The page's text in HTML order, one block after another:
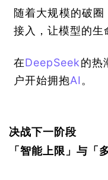
随着大规模的破
接入，让模型的生
在DeepSeek的热
户开始拥抱AI。
决战下一阶段
「智能上限」与「